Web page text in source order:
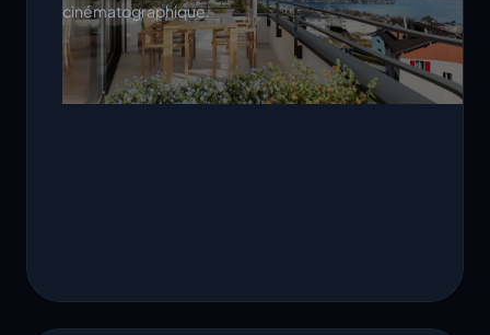
cinématographique.